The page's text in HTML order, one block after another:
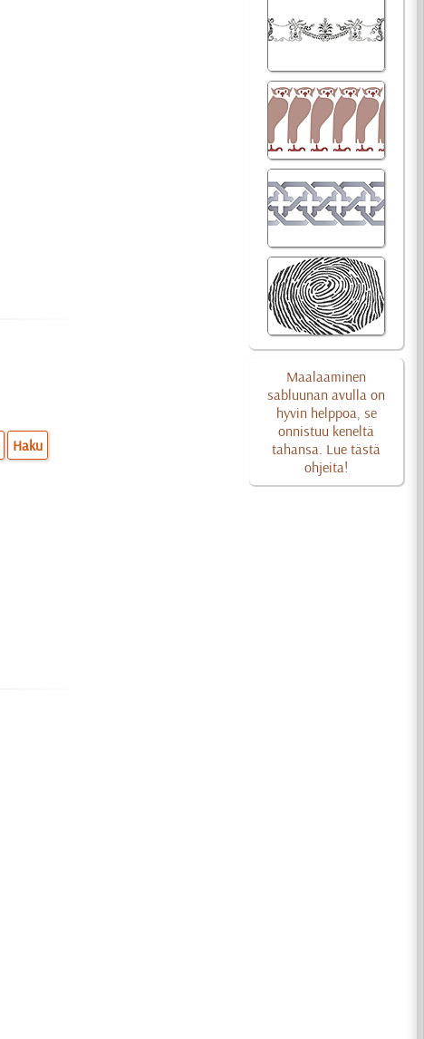
Maalaaminen
sabluunan avulla on
hyvin helppoa, se
onnistuu keneltä
tahansa. Lue tästä
ohjeita!
Haku